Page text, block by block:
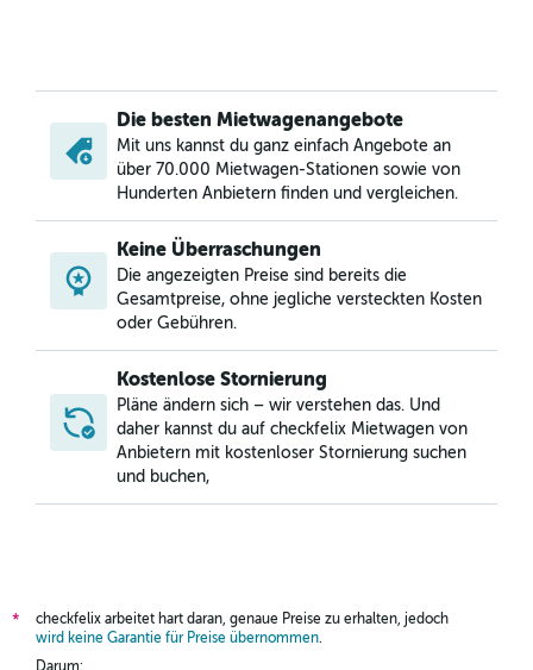
Die besten Mietwagenangebote
Mit uns kannst du ganz einfach Angebote an
über 70.000 Mietwagen-Stationen sowie von
Hunderten Anbietern finden und vergleichen.
Keine Überraschungen
Die angezeigten Preise sind bereits die
Gesamtpreise, ohne jegliche versteckten Kosten
oder Gebühren.
Kostenlose Stornierung
Pläne ändern sich – wir verstehen das. Und
daher kannst du auf checkfelix Mietwagen von
Anbietern mit kostenloser Stornierung suchen
und buchen,
*
checkfelix arbeitet hart daran, genaue Preise zu erhalten, jedoch
wird keine Garantie für Preise übernommen.
Darum: